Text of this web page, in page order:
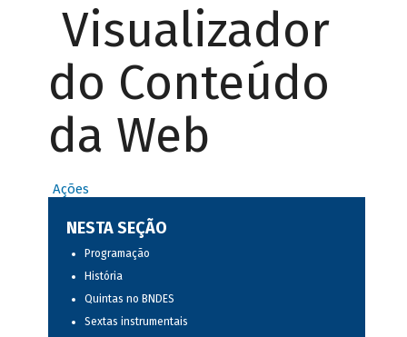
Visualizador
do Conteúdo
da Web
Ações
NESTA SEÇÃO
Programação
História
Quintas no BNDES
Sextas instrumentais